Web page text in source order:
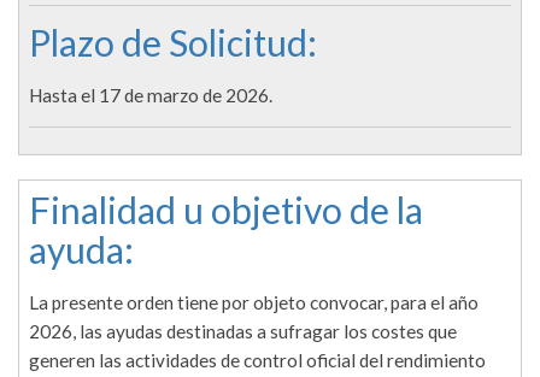
Plazo de Solicitud:
Hasta el 17 de marzo de 2026.
Finalidad u objetivo de la
ayuda:
La presente orden tiene por objeto convocar, para el año
2026, las ayudas destinadas a sufragar los costes que
generen las actividades de control oficial del rendimiento